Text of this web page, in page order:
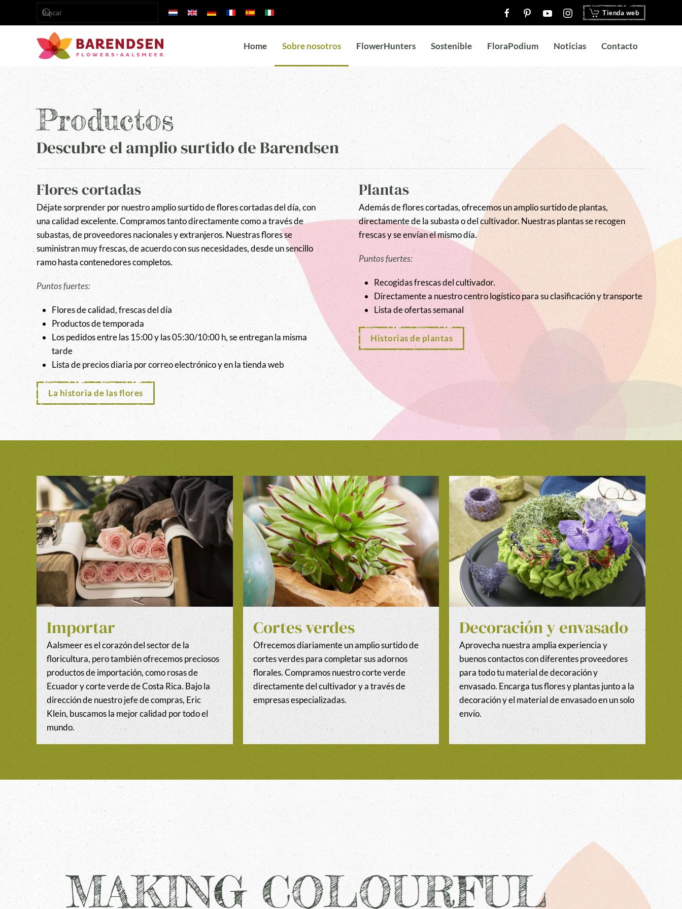
Skip to main content
Tienda web
Home Sobre nosotros FlowerHunters Sostenible FloraPodium Noticias Contacto
Productos
Descubre el amplio surtido de Barendsen
Flores cortadas
Déjate sorprender por nuestro amplio surtido de flores cortadas del día, con
una calidad excelente. Compramos tanto directamente como a través de
subastas, de proveedores nacionales y extranjeros. Nuestras flores se
suministran muy frescas, de acuerdo con sus necesidades, desde un sencillo
ramo hasta contenedores completos.
Puntos fuertes:
Flores de calidad, frescas del día
Productos de temporada
Los pedidos entre las 15:00 y las 05:30/10:00 h, se entregan la misma
tarde
Lista de precios diaria por correo electrónico y en la tienda web
La historia de las flores
Plantas
Además de flores cortadas, ofrecemos un amplio surtido de plantas,
directamente de la subasta o del cultivador. Nuestras plantas se recogen
frescas y se envían el mismo día.
Puntos fuertes:
Recogidas frescas del cultivador.
Directamente a nuestro centro logístico para su clasificación y transporte
Lista de ofertas semanal
Historias de plantas
Importar
Aalsmeer es el corazón del sector de la
floricultura, pero también ofrecemos preciosos
productos de importación, como rosas de
Ecuador y corte verde de Costa Rica. Bajo la
dirección de nuestro jefe de compras, Eric
Klein, buscamos la mejor calidad por todo el
mundo.
Cortes verdes
Ofrecemos diariamente un amplio surtido de
cortes verdes para completar sus adornos
florales. Compramos nuestro corte verde
directamente del cultivador y a través de
empresas especializadas.
Decoración y envasado
Aprovecha nuestra amplia experiencia y
buenos contactos con diferentes proveedores
para todo tu material de decoración y
envasado. Encarga tus flores y plantas junto a la
decoración y el material de envasado en un solo
envío.
MAKING COLOURFUL